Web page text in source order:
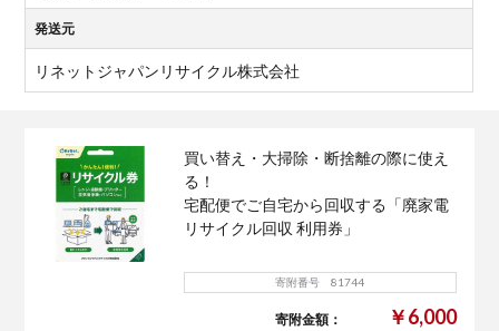
発送元
リネットジャパンリサイクル株式会社
買い替え・大掃除・断捨離の際に使え
る！
宅配便でご自宅から回収する「廃家電
リサイクル回収 利用券」
寄附番号 81744
寄附金額： ￥6,000